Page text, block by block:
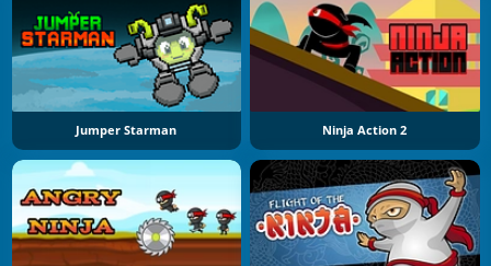
Jumper Starman Ninja Action 2